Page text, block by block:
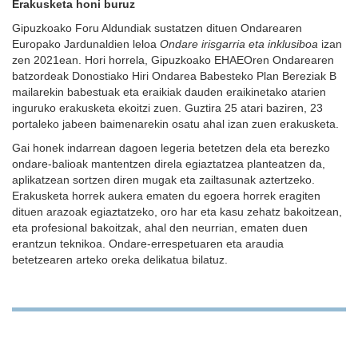
Erakusketa honi buruz
Gipuzkoako Foru Aldundiak sustatzen dituen Ondarearen
Europako Jardunaldien leloa Ondare irisgarria eta inklusiboa izan
zen 2021ean. Hori horrela, Gipuzkoako EHAEOren Ondarearen
batzordeak Donostiako Hiri Ondarea Babesteko Plan Bereziak B
mailarekin babestuak eta eraikiak dauden eraikinetako atarien
inguruko erakusketa ekoitzi zuen. Guztira 25 atari baziren, 23
portaleko jabeen baimenarekin osatu ahal izan zuen erakusketa.
Gai honek indarrean dagoen legeria betetzen dela eta berezko
ondare-balioak mantentzen direla egiaztatzea planteatzen da,
aplikatzean sortzen diren mugak eta zailtasunak aztertzeko.
Erakusketa horrek aukera ematen du egoera horrek eragiten
dituen arazoak egiaztatzeko, oro har eta kasu zehatz bakoitzean,
eta profesional bakoitzak, ahal den neurrian, ematen duen
erantzun teknikoa. Ondare-errespetuaren eta araudia
betetzearen arteko oreka delikatua bilatuz.